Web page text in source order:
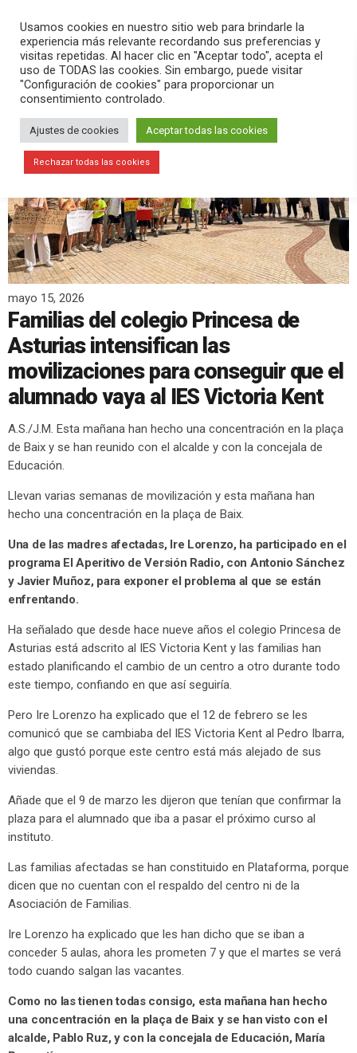
search menu pause PLAY
mayo 15, 2026
Familias del colegio Princesa de
Asturias intensifican las
movilizaciones para conseguir que el
alumnado vaya al IES Victoria Kent
A.S./J.M. Esta mañana han hecho una concentración en la plaça
de Baix y se han reunido con el alcalde y con la concejala de
Educación.
Llevan varias semanas de movilización y esta mañana han
hecho una concentración en la plaça de Baix.
Una de las madres afectadas, Ire Lorenzo, ha participado en el
programa El Aperitivo de Versión Radio, con Antonio Sánchez
y Javier Muñoz, para exponer el problema al que se están
enfrentando.
Ha señalado que desde hace nueve años el colegio Princesa de
Asturias está adscrito al IES Victoria Kent y las familias han
estado planificando el cambio de un centro a otro durante todo
este tiempo, confiando en que así seguiría.
Pero Ire Lorenzo ha explicado que el 12 de febrero se les
comunicó que se cambiaba del IES Victoria Kent al Pedro Ibarra,
algo que gustó porque este centro está más alejado de sus
viviendas.
Añade que el 9 de marzo les dijeron que tenían que confirmar la
plaza para el alumnado que iba a pasar el próximo curso al
instituto.
Las familias afectadas se han constituido en Plataforma, porque
dicen que no cuentan con el respaldo del centro ni de la
Asociación de Familias.
Ire Lorenzo ha explicado que les han dicho que se iban a
conceder 5 aulas, ahora les prometen 7 y que el martes se verá
todo cuando salgan las vacantes.
Como no las tienen todas consigo, esta mañana han hecho
una concentración en la plaça de Baix y se han visto con el
alcalde, Pablo Ruz, y con la concejala de Educación, María
Usamos cookies en nuestro sitio web para brindarle la
experiencia más relevante recordando sus preferencias y
visitas repetidas. Al hacer clic en "Aceptar todo", acepta el
uso de TODAS las cookies. Sin embargo, puede visitar
"Configuración de cookies" para proporcionar un
consentimiento controlado.
Ajustes de cookies Aceptar todas las cookies
Rechazar todas las cookies